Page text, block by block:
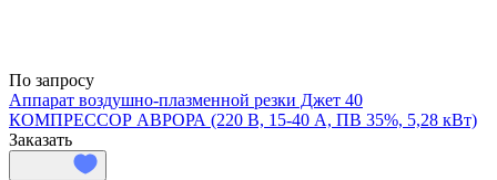
По запросу
Аппарат воздушно-плазменной резки Джет 40
КОМПРЕССОР АВРОРА (220 В, 15-40 А, ПВ 35%, 5,28 кВт)
Заказать